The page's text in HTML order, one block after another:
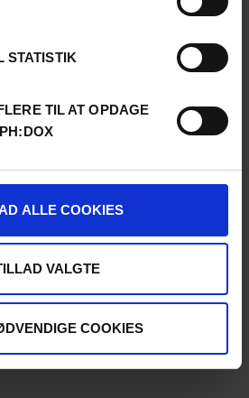
STATISTIK
TIL AT OPDAGE
ALLE COOKIES
VALGTE
COOKIES